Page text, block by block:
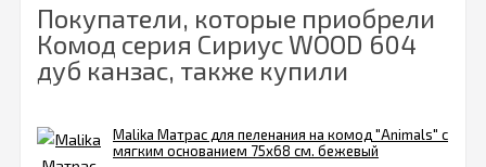
Покупатели, которые приобрели
Комод серия Сириус WOOD 604
дуб канзас, также купили
Malika Матрас для пеленания на комод "Animals" с
мягким основанием 75х68 см. бежевый